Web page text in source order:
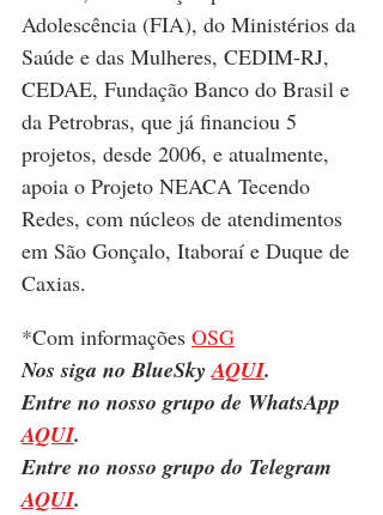
Adolescência (FIA), do Ministérios da
Saúde e das Mulheres, CEDIM-RJ,
CEDAE, Fundação Banco do Brasil e
da Petrobras, que já financiou 5
projetos, desde 2006, e atualmente,
apoia o Projeto NEACA Tecendo
Redes, com núcleos de atendimentos
em São Gonçalo, Itaboraí e Duque de
Caxias.
*Com informações OSG
Nos siga no BlueSky AQUI.
Entre no nosso grupo de WhatsApp
AQUI.
Entre no nosso grupo do Telegram
AQUI.